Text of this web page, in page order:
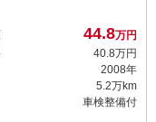
44.8万円
40. 8万円
2008年
5.2万km
車検整備付